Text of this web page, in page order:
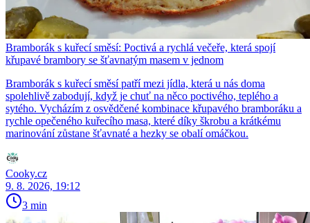
Bramborák s kuřecí směsí: Poctivá a rychlá večeře, která spojí
křupavé brambory se šťavnatým masem v jednom
Bramborák s kuřecí směsí patří mezi jídla, která u nás doma
spolehlivě zabodují, když je chuť na něco poctivého, teplého a
sytého. Vycházím z osvědčené kombinace křupavého bramboráku a
rychle opečeného kuřecího masa, které díky škrobu a krátkému
marinování zůstane šťavnaté a hezky se obalí omáčkou.
Cooky.cz
9. 8. 2026, 19:12
3 min